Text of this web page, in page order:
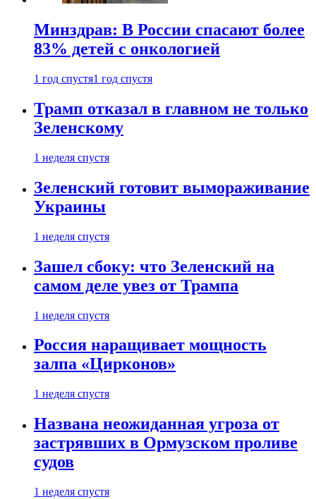
Минздрав: В России спасают более
83% детей с онкологией
1 год спустя1 год спустя
Трамп отказал в главном не только
Зеленскому
1 неделя спустя
Зеленский готовит вымораживание
Украины
1 неделя спустя
Зашел сбоку: что Зеленский на
самом деле увез от Трампа
1 неделя спустя
Россия наращивает мощность
залпа «Цирконов»
1 неделя спустя
Названа неожиданная угроза от
застрявших в Ормузском проливе
судов
1 неделя спустя